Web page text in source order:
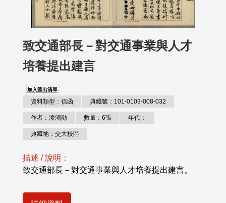
致交通部長－對交通事業與人才
培養提出建言
加入匯出清單
資料類型：信函 典藏號：101-0103-008-032
作者：淩鴻勛 數量：6張 年代：
典藏地：交大校區
描述 / 說明：
致交通部長－對交通事業與人才培養提出建言。